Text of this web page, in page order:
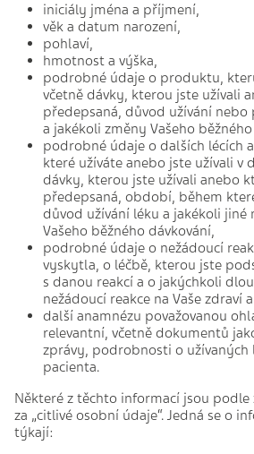
iniciály jména a příjmení,
věk a datum narození,
pohlaví,
hmotnost a výška,
podrobné údaje o produktu,
včetně dávky, kterou jste užívali
předepsaná, důvod užívání
a jakékoli změny Vašeho
podrobné údaje o dalších lécích
které užíváte anebo jste užívali v
dávky, kterou jste užívali anebo
předepsaná, období, během
důvod užívání léku a jakékoli jiné
Vašeho běžného dávkování,
podrobné údaje o nežádoucí
vyskytla, o léčbě, kterou jste
s danou reakcí a o jakýchkoli
nežádoucí reakce na Vaše zdraví a
další anamnézu považovanou
relevantní, včetně dokumentů
zprávy, podrobnosti o užívaných
pacienta.
Některé z těchto informací jsou podle
za „citlivé osobní údaje“. Jedná se o
týkají: